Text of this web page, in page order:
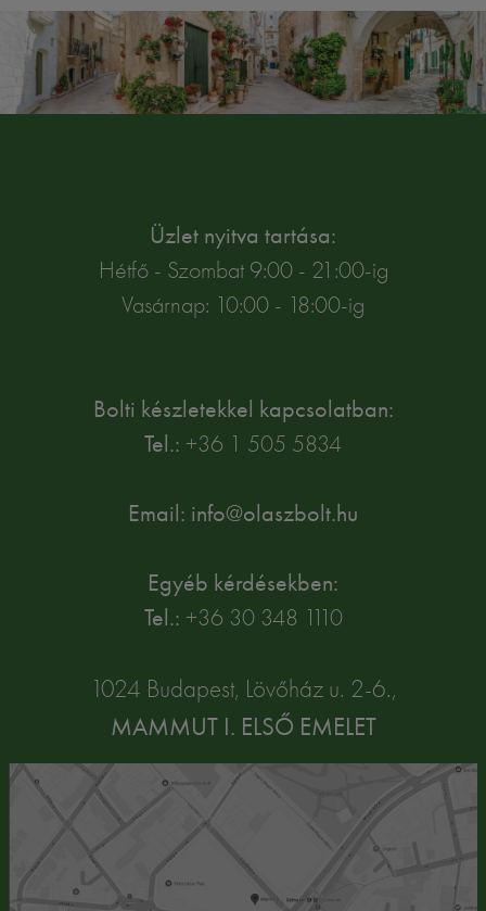
Üzlet nyitva tartása:
Hétfő - Szombat 9:00 - 21:00-ig
Vasárnap: 10:00 - 18:00-ig
Bolti készletekkel kapcsolatban:
Tel.: +36 1 505 5834
Email: info@olaszbolt.hu
Egyéb kérdésekben:
Tel.: +36 30 348 1110
1024 Budapest, Lövőház u. 2-6.,
MAMMUT I. ELSŐ EMELET